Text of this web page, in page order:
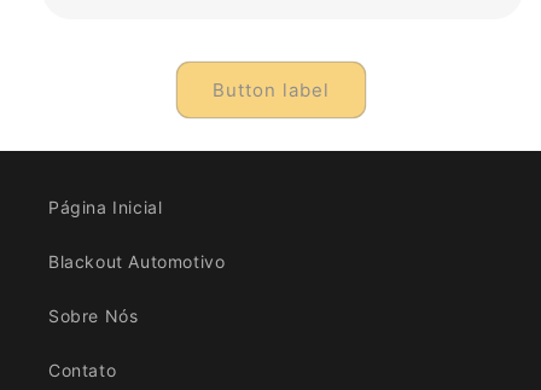
Button label
Página Inicial
Blackout Automotivo
Sobre Nós
Contato